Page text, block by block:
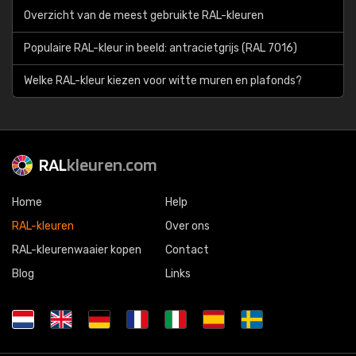
Overzicht van de meest gebruikte RAL-kleuren
Populaire RAL-kleur in beeld: antracietgrijs (RAL 7016)
Welke RAL-kleur kiezen voor witte muren en plafonds?
RALkleuren.com
Home
RAL-kleuren
RAL-kleurenwaaier kopen
Blog
Help
Over ons
Contact
Links